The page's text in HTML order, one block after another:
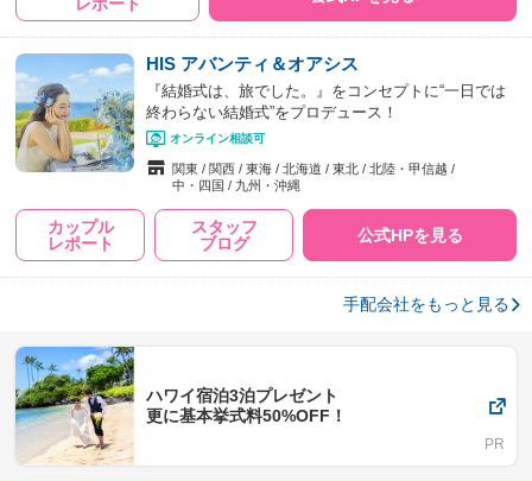
レポート
HIS アバンティ＆オアシス
『結婚式は、旅でした。』をコンセプトに“一日では
終わらない結婚式”をプロデュース！
オンライン相談可
関東 関西 東海 北海道 東北
北陸・甲信越
中・四国
九州・沖縄
カップル
レポート
スタッフ
ブログ
公式HPを見る
手配会社をもっと見る
ハワイ宿泊3泊プレゼント
更に基本挙式料50%OFF！